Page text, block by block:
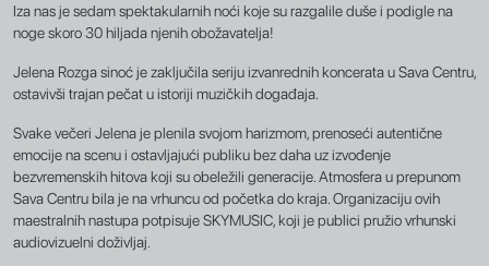
Iza nas je sedam spektakularnih noći koje su razgalile duše i podigle na
noge skoro 30 hiljada njenih obožavatelja!
Jelena Rozga sinoć je zaključila seriju izvanrednih koncerata u Sava Centru,
ostavivši trajan pečat u istoriji muzičkih događaja.
Svake večeri Jelena je plenila svojom harizmom, prenoseći autentične
emocije na scenu i ostavljajući publiku bez daha uz izvođenje
bezvremenskih hitova koji su obeležili generacije. Atmosfera u prepunom
Sava Centru bila je na vrhuncu od početka do kraja. Organizaciju ovih
maestralnih nastupa potpisuje SKYMUSIC, koji je publici pružio vrhunski
audiovizuelni doživljaj.